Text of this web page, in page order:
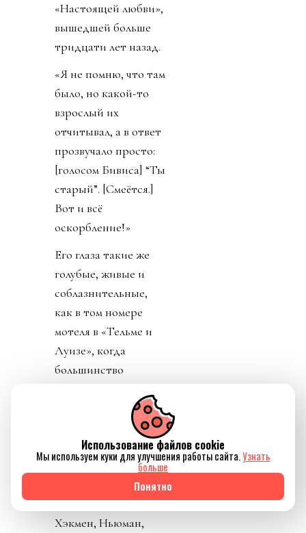
«Настоящей любви»,
вышедшей больше
тридцати лет назад.
«Я не помню, что там
было, но какой-то
взрослый их
отчитывал, а в ответ
прозвучало просто:
[голосом Бивиса] “Ты
старый”. [Смеётся.]
Вот и всё
оскорбление!»
Его глаза такие же
голубые, живые и
соблазнительные,
как в том номере
мотеля в «Тельме и
Луизе», когда
большинство
знали его имени. Но
ему шестьдесят два,
а когда-то над
такими, как он, было
ещё много мужчин
постарше. Редфорд,
Хэкмен, Ньюман,
Использование файлов cookie
Мы используем куки для улучшения работы сайта.Узнать
больше
Понятно